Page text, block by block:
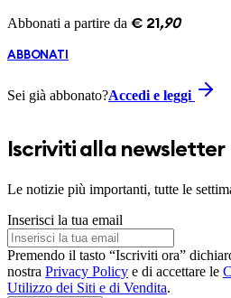
Abbonati a partire da € 21 ,90
ABBONATI
Sei già abbonato?Accedi e leggi
Iscriviti alla newsletter
Le notizie più importanti, tutte le
Inserisci la tua email
Premendo il tasto “Iscriviti ora”
nostra Privacy Policy e di accettare le
Utilizzo dei Siti e di Vendita.